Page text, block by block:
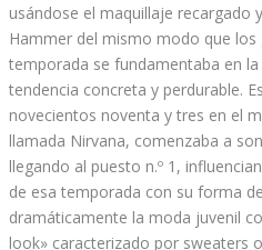
usándose el maquillaje recargado
Hammer del mismo modo que los
temporada se fundamentaba en
tendencia concreta y perdurable.
novecientos noventa y tres en el
llamada Nirvana, comenzaba a
llegando al puesto n.º 1,
de esa temporada con su forma
dramáticamente la moda juvenil
look» caracterizado por sweaters